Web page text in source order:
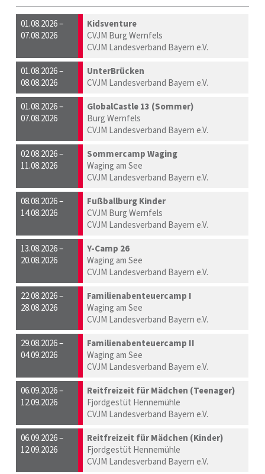
01.08.2026 –
07.08.2026
Kidsventure
CVJM Burg Wernfels
CVJM Landesverband Bayern e.V.
01.08.2026 –
08.08.2026
UnterBrücken
CVJM Landesverband Bayern e.V.
01.08.2026 –
07.08.2026
GlobalCastle 13 (Sommer)
Burg Wernfels
CVJM Landesverband Bayern e.V.
02.08.2026 –
11.08.2026
Sommercamp Waging
Waging am See
CVJM Landesverband Bayern e.V.
08.08.2026 –
14.08.2026
Fußballburg Kinder
CVJM Burg Wernfels
CVJM Landesverband Bayern e.V.
13.08.2026 –
20.08.2026
Y-Camp 26
Waging am See
CVJM Landesverband Bayern e.V.
22.08.2026 –
28.08.2026
Familienabenteuercamp I
Waging am See
CVJM Landesverband Bayern e.V.
29.08.2026 –
04.09.2026
Familienabenteuercamp II
Waging am See
CVJM Landesverband Bayern e.V.
06.09.2026 –
12.09.2026
Reitfreizeit für Mädchen (Teenager)
Fjordgestüt Hennemühle
CVJM Landesverband Bayern e.V.
06.09.2026 –
12.09.2026
Reitfreizeit für Mädchen (Kinder)
Fjordgestüt Hennemühle
CVJM Landesverband Bayern e.V.